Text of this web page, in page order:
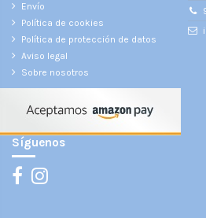
Envío
Política de cookies
Política de protección de datos
Aviso legal
Sobre nosotros
Síguenos